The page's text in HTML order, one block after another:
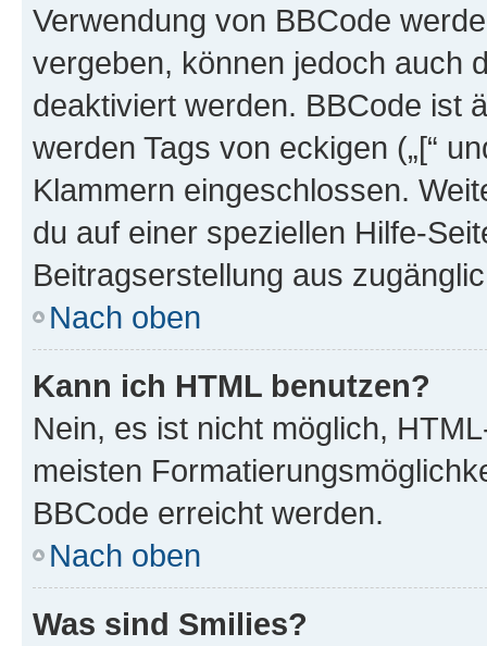
Verwendung von BBCode
vergeben, können jedoch auch
deaktiviert werden. BBCode ist
werden Tags von eckigen („[“
Klammern eingeschlossen.
du auf einer speziellen Hilfe-
Beitragserstellung aus
Nach oben
Kann ich HTML benutzen?
Nein, es ist nicht möglich,
meisten
BBCode erreicht werden.
Nach oben
Was sind Smilies?